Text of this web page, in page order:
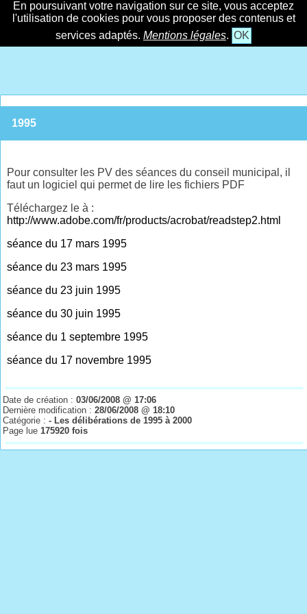
En poursuivant votre navigation sur ce site, vous acceptez
l'utilisation de cookies pour vous proposer des contenus et
services adaptés. Mentions légales. OK
1995
Pour consulter les PV des séances du conseil municipal, il
faut un logiciel qui permet de lire les fichiers PDF
Téléchargez le à :
http://www.adobe.com/fr/products/acrobat/readstep2.html
séance du 17 mars 1995
séance du 23 mars 1995
séance du 23 juin 1995
séance du 30 juin 1995
séance du 1 septembre 1995
séance du 17 novembre 1995
Date de création :03/06/2008 @ 17:06
Dernière modification :28/06/2008 @ 18:10
Catégorie :- Les délibérations de 1995 à 2000
Page lue175920 fois